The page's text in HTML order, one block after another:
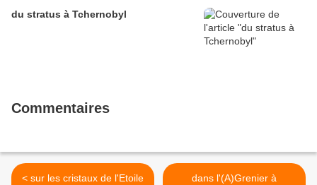
du stratus à Tchernobyl
Commentaires
< sur les cristaux de l'Etoile
dans l'(A)Grenier à